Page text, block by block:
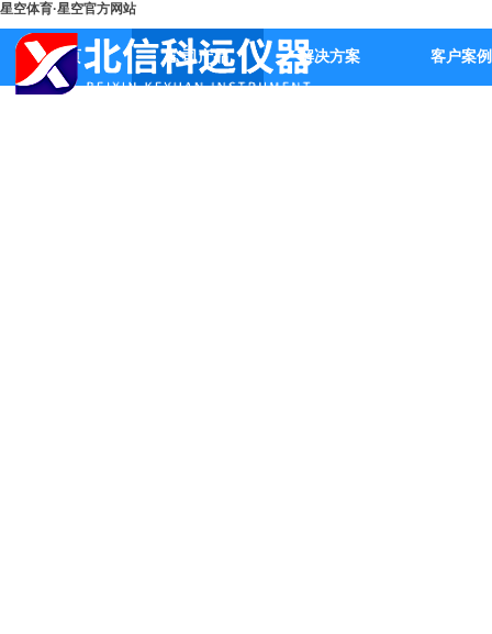
星空体育·星空官方网站
首页 公司产品 解决方案 客户案例